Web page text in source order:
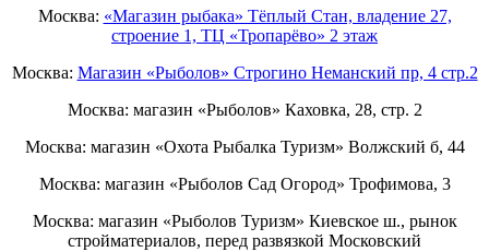
Москва: «Магазин рыбака» Тёплый Стан, владение 27,
строение 1, ТЦ «Тропарёво» 2 этаж
Москва: Магазин «Рыболов» Строгино Неманский пр, 4 стр.2
Москва: магазин «Рыболов» Каховка, 28, стр. 2
Москва: магазин «Охота Рыбалка Туризм» Волжский б, 44
Москва: магазин «Рыболов Сад Огород» Трофимова, 3
Москва: магазин «Рыболов Туризм» Киевское ш., рынок
стройматериалов, перед развязкой Московский